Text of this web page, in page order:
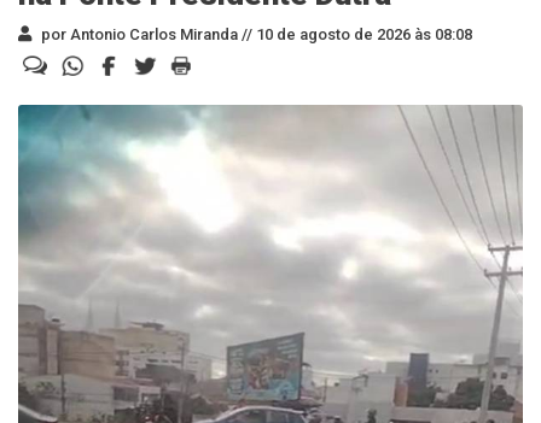
por Antonio Carlos Miranda // 10 de agosto de 2026 às 08:08